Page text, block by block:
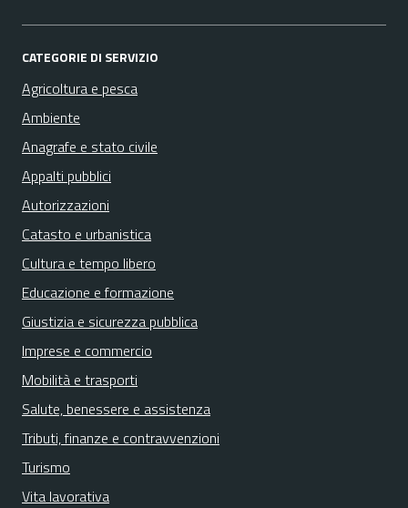
CATEGORIE DI SERVIZIO
Agricoltura e pesca
Ambiente
Anagrafe e stato civile
Appalti pubblici
Autorizzazioni
Catasto e urbanistica
Cultura e tempo libero
Educazione e formazione
Giustizia e sicurezza pubblica
Imprese e commercio
Mobilità e trasporti
Salute, benessere e assistenza
Tributi, finanze e contravvenzioni
Turismo
Vita lavorativa